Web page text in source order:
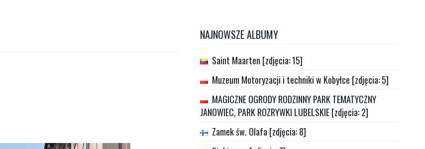
NAJNOWSZE ALBUMY
Saint Maarten [zdjęcia: 15]
Muzeum Motoryzacji i techniki w Kobyłce [zdjęcia: 5]
MAGICZNE OGRODY RODZINNY PARK TEMATYCZNY
JANOWIEC, PARK ROZRYWKI LUBELSKIE [zdjęcia: 2]
Zamek św. Olafa [zdjęcia: 8]